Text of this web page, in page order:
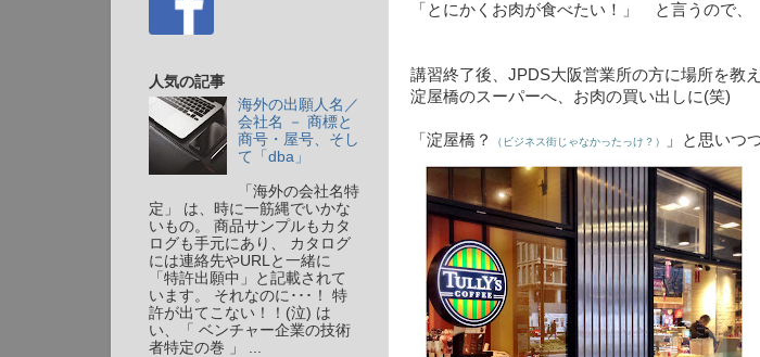
「とにかくお肉が食べたい！」 と言うので、
講習終了後、JPDS大阪営業所の方に場所を教
淀屋橋のスーパーへ、お肉の買い出しに(笑)
「淀屋橋？ （ビジネス街じゃなかったっけ？） 」と思いつ
人気の記事
海外の出願人名／
会社名 － 商標と
商号・屋号、そし
て「dba」
「海外の会社名特
定」 は、時に一筋縄でいかな
いもの。 商品サンプルもカタ
ログも手元にあり、 カタログ
には連絡先やURLと一緒に
「特許出願中」と記載されて
います。 それなのに･･･！ 特
許が出てこない！！(泣) は
い、「 ベンチャー企業の技術
者特定の巻 」 ...